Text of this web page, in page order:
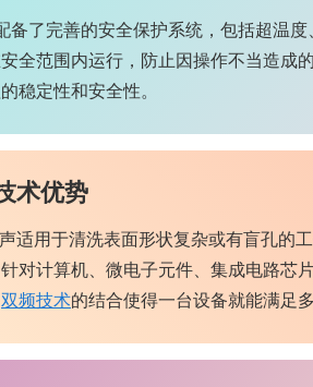
备了完善的安全保护系统，包括超温
全范围内运行，防止因操作不当造成
稳定性和安全性。
术优势
适用于清洗表面形状复杂或有盲孔的
对计算机、微电子元件、集成电路芯
双频技术的结合使得一台设备就能满足